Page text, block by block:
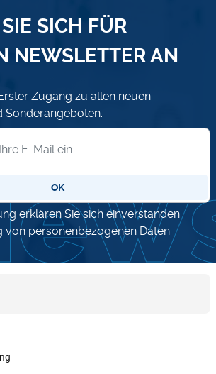
SICH FÜR
NEWSLETTER AN
Zugang zu allen neuen
Sonderangeboten.
OK
erklären Sie sich einverstanden
von personenbezogenen Daten.